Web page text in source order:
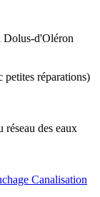
Dolus-d'Oléron
petites réparations)
réseau des eaux
Canalisation